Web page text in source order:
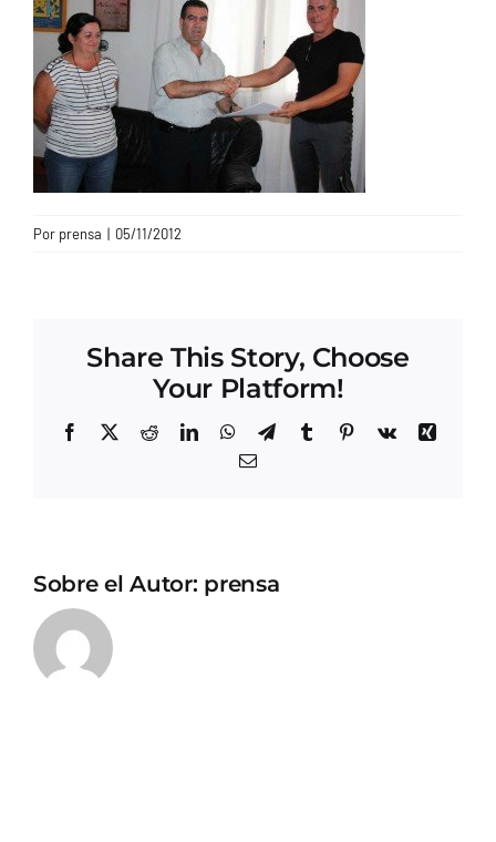
CONTACTO
Por prensa | 05/11/2012
Share This Story, Choose
Your Platform!
Facebook
X RedditLinkedInWhatsApp
TelegramTumblrPinterest
Vk
Xing
Correo
Sobre el Autor: prensa